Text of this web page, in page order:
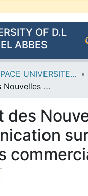
OF D.L
ABBES
--> DSPACE UNIVERSITE DJILALLI LIABES DE SIDI BEL ABBES
L’impact des Nouvelles Technologies de l’Information et de la Communication sur la Gestion de la Relation Client (CRM) dans les banques commerciales
des